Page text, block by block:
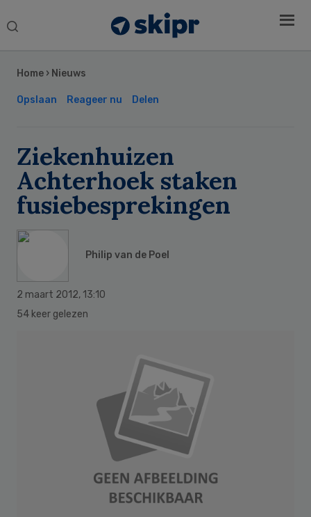
Search
Home › Nieuws
Opslaan Reageer nu Delen
Ziekenhuizen
Achterhoek staken
fusiebesprekingen
Philip van de Poel
2 maart 2012, 13:10
54 keer gelezen
Sidebar